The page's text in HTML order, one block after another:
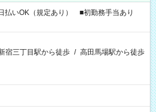
いOK（規定あり） ■初勤務手当あり
宿三丁目駅から徒歩 / 高田馬場駅から徒歩